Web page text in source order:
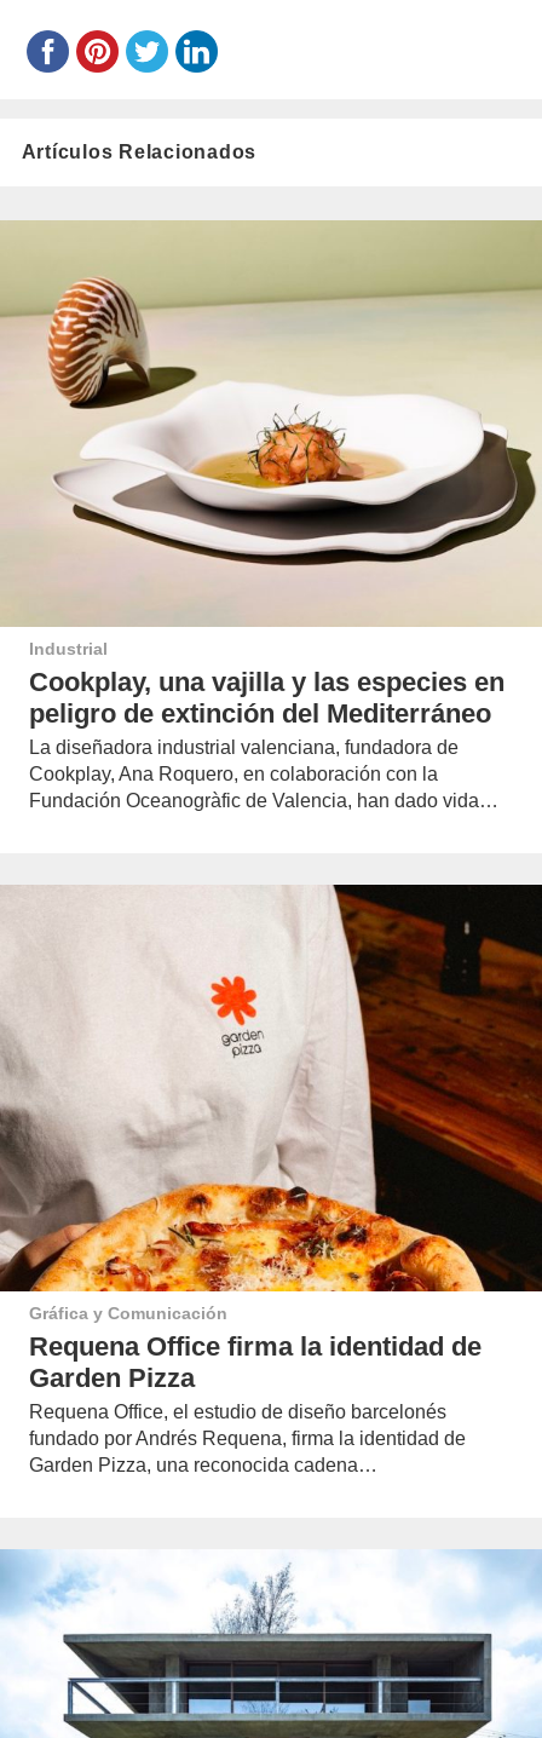
Artículos Relacionados
Industrial
Cookplay, una vajilla y las especies en
peligro de extinción del Mediterráneo
La diseñadora industrial valenciana, fundadora de
Cookplay, Ana Roquero, en colaboración con la
Fundación Oceanogràfic de Valencia, han dado vida…
Gráfica y Comunicación
Requena Office firma la identidad de
Garden Pizza
Requena Office, el estudio de diseño barcelonés
fundado por Andrés Requena, firma la identidad de
Garden Pizza, una reconocida cadena…